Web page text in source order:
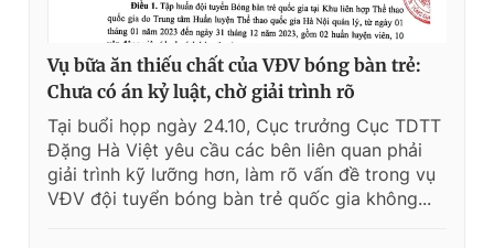
Vụ bữa ăn thiếu chất của VĐV bóng bàn trẻ:
Chưa có án kỷ luật, chờ giải trình rõ
Tại buổi họp ngày 24.10, Cục trưởng Cục TDTT
Đặng Hà Việt yêu cầu các bên liên quan phải
giải trình kỹ lưỡng hơn, làm rõ vấn đề trong vụ
VĐV đội tuyển bóng bàn trẻ quốc gia không...